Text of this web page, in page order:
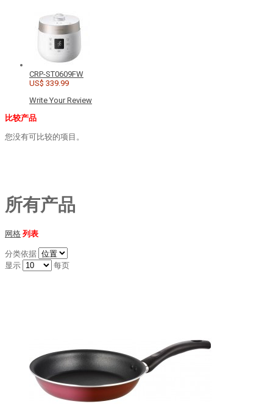
CRP-ST0609FW
US$ 339.99
Write Your Review
比较产品
您没有可比较的项目。
所有产品
网格 列表
分类依据
显示
每页